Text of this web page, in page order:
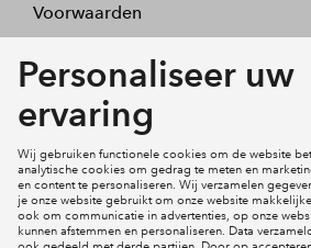
Voorwaarden
Projecten
Inloggen